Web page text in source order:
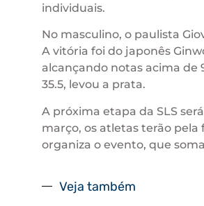
individuais.
No masculino, o paulista
A vitória foi do japonês
alcançando notas acima de
35.5, levou a prata.
A próxima etapa da SLS
março, os atletas terão
organiza o evento, que
Veja também